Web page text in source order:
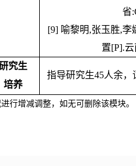
省
[9] 喻黎明,张玉胜,
置[P].云
究生
培养
指导研究生45人余，
行增减调整，如无可删除该模块。